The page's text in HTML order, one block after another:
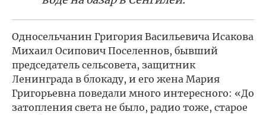
Односельчанин Григория Васильевича Исакова
Михаил Осипович Поселеннов, бывший
председатель сельсовета, защитник
Ленинграда в блокаду, и его жена Мария
Григорьевна поведали много интересного: «До
затопления света не было, радио тоже, старое